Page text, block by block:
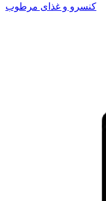
کنسرو و غذای مرطوب